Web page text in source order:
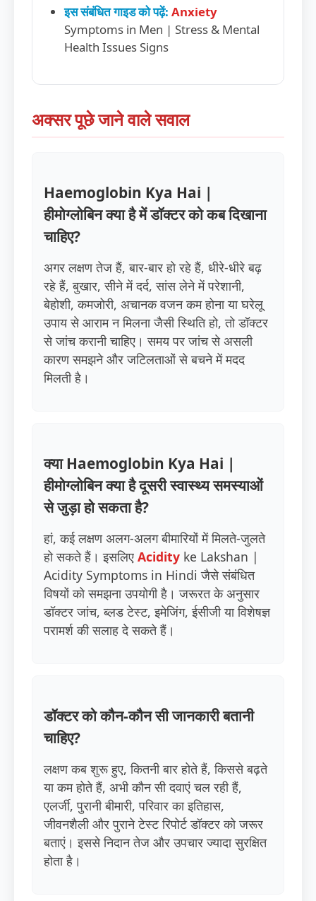
इस संबंधित गाइड को पढ़ें: Anxiety
Symptoms in Men | Stress & Mental
Health Issues Signs
अक्सर पूछे जाने वाले सवाल
Haemoglobin Kya Hai |
हीमोग्लोबिन क्या है में डॉक्टर को कब दिखाना
चाहिए?
अगर लक्षण तेज हैं, बार-बार हो रहे हैं, धीरे-धीरे बढ़
रहे हैं, बुखार, सीने में दर्द, सांस लेने में परेशानी,
बेहोशी, कमजोरी, अचानक वजन कम होना या घरेलू
उपाय से आराम न मिलना जैसी स्थिति हो, तो डॉक्टर
से जांच करानी चाहिए। समय पर जांच से असली
कारण समझने और जटिलताओं से बचने में मदद
मिलती है।
क्या Haemoglobin Kya Hai |
हीमोग्लोबिन क्या है दूसरी स्वास्थ्य समस्याओं
से जुड़ा हो सकता है?
हां, कई लक्षण अलग-अलग बीमारियों में मिलते-जुलते
हो सकते हैं। इसलिए Acidity ke Lakshan |
Acidity Symptoms in Hindi जैसे संबंधित
विषयों को समझना उपयोगी है। जरूरत के अनुसार
डॉक्टर जांच, ब्लड टेस्ट, इमेजिंग, ईसीजी या विशेषज्ञ
परामर्श की सलाह दे सकते हैं।
डॉक्टर को कौन-कौन सी जानकारी बतानी
चाहिए?
लक्षण कब शुरू हुए, कितनी बार होते हैं, किससे बढ़ते
या कम होते हैं, अभी कौन सी दवाएं चल रही हैं,
एलर्जी, पुरानी बीमारी, परिवार का इतिहास,
जीवनशैली और पुराने टेस्ट रिपोर्ट डॉक्टर को जरूर
बताएं। इससे निदान तेज और उपचार ज्यादा सुरक्षित
होता है।